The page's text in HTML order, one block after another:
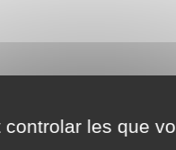
les que